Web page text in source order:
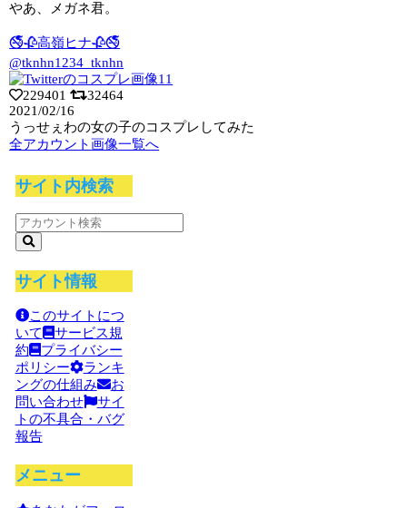
やあ、メガネ君。
🚭🥀高嶺ヒナ🥀🚭
@tknhn1234_tknhn
229401
32464
2021/02/16
うっせぇわの女の子のコスプレしてみた
全アカウント画像一覧へ
サイト内検索
サイト情報
このサイトにつ
いて
サービス規
約
プライバシー
ポリシー
ランキ
ングの仕組み
お
問い合わせ
サイ
トの不具合・バグ
報告
メニュー